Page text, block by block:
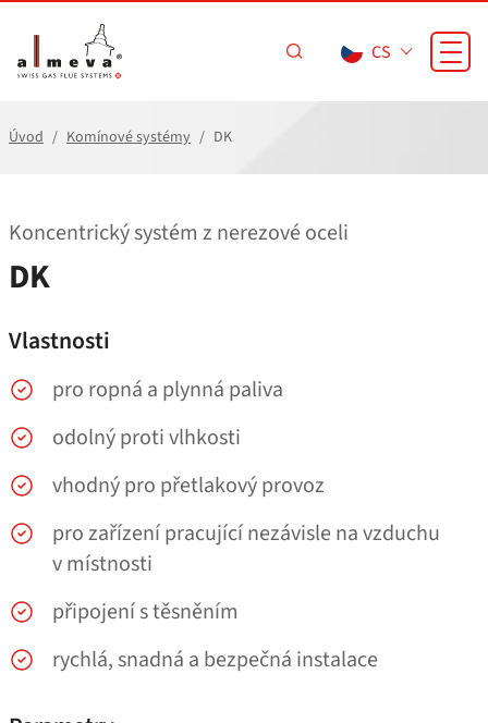
CS
Úvod Komínové systémy DK
Koncentrický systém z nerezové oceli
DK
Vlastnosti
pro ropná a plynná paliva
odolný proti vlhkosti
vhodný pro přetlakový provoz
pro zařízení pracující nezávisle na vzduchu
v místnosti
připojení s těsněním
rychlá, snadná a bezpečná instalace